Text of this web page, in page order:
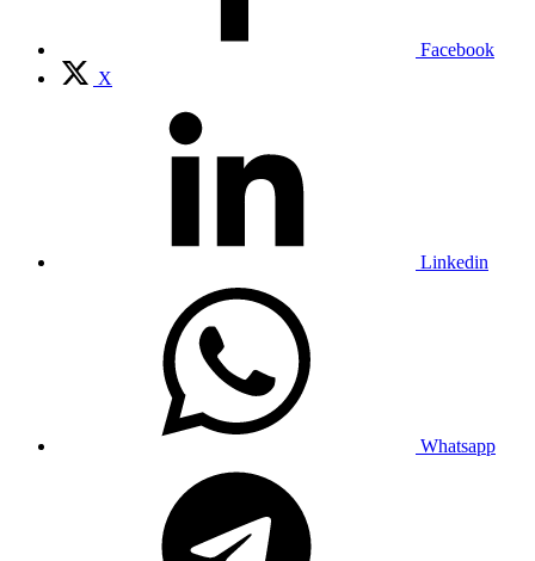
Facebook
X
Linkedin
Whatsapp